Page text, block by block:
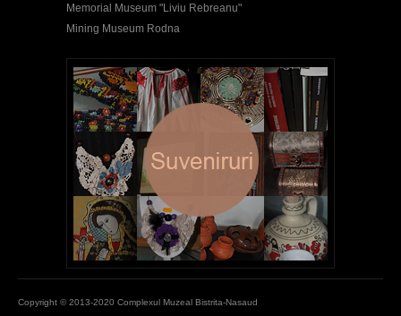
Memorial Museum "Liviu Rebreanu"
Mining Museum Rodna
Copyright © 2013-2020 Complexul Muzeal Bistrita-Nasaud